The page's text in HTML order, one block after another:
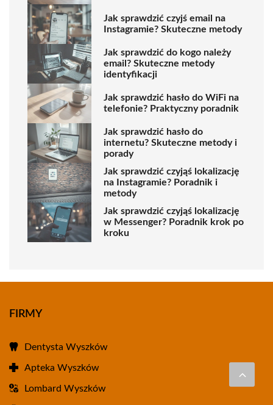
Jak sprawdzić czyjś email na
Instagramie? Skuteczne metody
Jak sprawdzić do kogo należy
email? Skuteczne metody
identyfikacji
Jak sprawdzić hasło do WiFi na
telefonie? Praktyczny poradnik
Jak sprawdzić hasło do
internetu? Skuteczne metody i
porady
Jak sprawdzić czyjąś lokalizację
na Instagramie? Poradnik i
metody
Jak sprawdzić czyjąś lokalizację
w Messenger? Poradnik krok po
kroku
FIRMY
Dentysta Wyszków
Apteka Wyszków
Lombard Wyszków